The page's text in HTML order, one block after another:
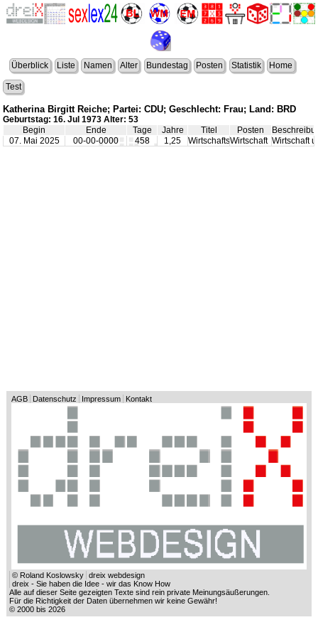
Überblick Liste Namen Alter Bundestag Posten Statistik Home
Test
Katherina Birgitt Reiche; Partei: CDU; Geschlecht: Frau; Land: BRD
Geburtstag: 16. Jul 1973 Alter: 53
Begin
Ende Tage Jahre Titel Posten
07. Mai 2025
00-00-0000 458 1,25 Wirtschaftsminister
Wirtschaft Wirtschaft
AGB Datenschutz Impressum Kontakt
© Roland Koslowsky
dreix webdesign
dreix - Sie haben die Idee - wir das Know How
Alle auf dieser Seite gezeigten Texte sind rein private Meinungsäußerungen.
Für die Richtigkeit der Daten übernehmen wir keine Gewähr!
© 2000 bis 2026